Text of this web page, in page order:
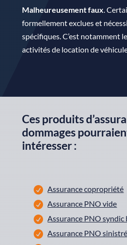
Malheureusement faux.
formellement exclues et
spécifiques. C’est notamment
activités de location de
Ces produits
dommages
intéresser :
Assurance copropriété
Assurance PNO vide
Assurance PNO syndic
Assurance PNO